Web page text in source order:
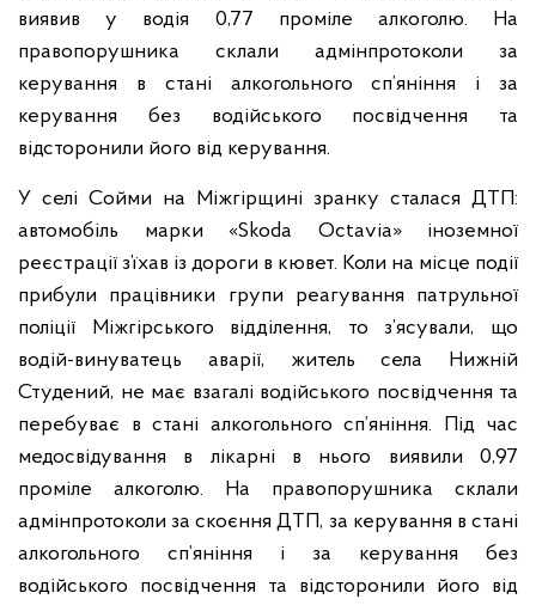
виявив у водія 0,77 проміле алкоголю. На
правопорушника склали адмінпротоколи за
керування в стані алкогольного сп’яніння і за
керування без водійського посвідчення та
відсторонили його від керування.
У селі Сойми на Міжгірщині зранку сталася ДТП:
автомобіль марки «Skoda Оctаvіa» іноземної
реєстрації з’їхав із дороги в кювет. Коли на місце події
прибули працівники групи реагування патрульної
поліції Міжгірського відділення, то з’ясували, що
водій-винуватець аварії, житель села Нижній
Студений, не має взагалі водійського посвідчення та
перебуває в стані алкогольного сп’яніння. Під час
медосвідування в лікарні в нього виявили 0,97
проміле алкоголю. На правопорушника склали
адмінпротоколи за скоєння ДТП, за керування в стані
алкогольного сп’яніння і за керування без
водійського посвідчення та відсторонили його від